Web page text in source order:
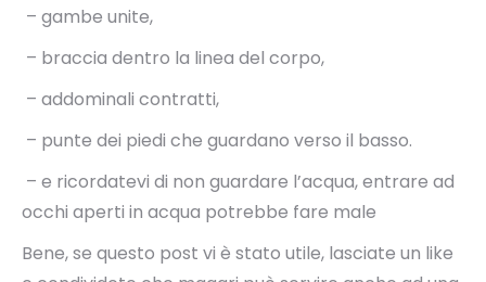
– gambe unite,
– braccia dentro la linea del corpo,
– addominali contratti,
– punte dei piedi che guardano verso il basso.
– e ricordatevi di non guardare l’acqua, entrare ad
occhi aperti in acqua potrebbe fare male
Bene, se questo post vi è stato utile, lasciate un like